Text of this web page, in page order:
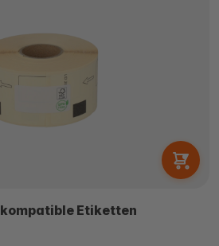
kompatible Etiketten